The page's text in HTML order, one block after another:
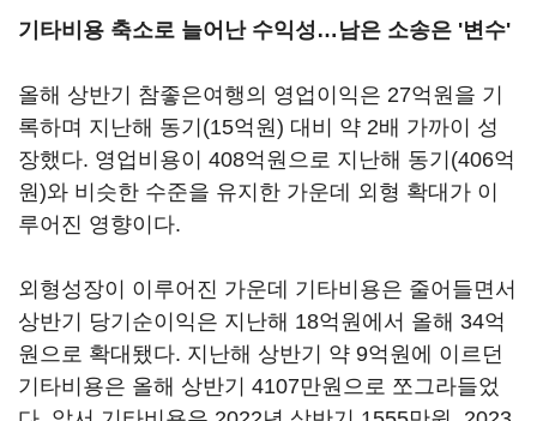
기타비용 축소로 늘어난 수익성…남은 소송은 '변수'
올해 상반기 참좋은여행의 영업이익은 27억원을 기
록하며 지난해 동기(15억원) 대비 약 2배 가까이 성
장했다. 영업비용이 408억원으로 지난해 동기(406억
원)와 비슷한 수준을 유지한 가운데 외형 확대가 이
루어진 영향이다.
외형성장이 이루어진 가운데 기타비용은 줄어들면서
상반기 당기순이익은 지난해 18억원에서 올해 34억
원으로 확대됐다. 지난해 상반기 약 9억원에 이르던
기타비용은 올해 상반기 4107만원으로 쪼그라들었